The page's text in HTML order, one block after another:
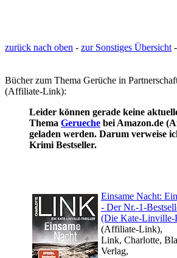
zurück nach oben - zur Sonstiges Übersicht -
Bücher zum Thema Gerüche in
(Affiliate-Link):
Leider können gerade keine
Thema Gerueche bei Amazon.de
geladen werden. Darum verweise
Krimi Bestseller.
Einsame Nacht:
- Der Nr.-1-
(Die Kate-Linville-
(Affiliate-Link),
Link, Charlotte,
Verlag,